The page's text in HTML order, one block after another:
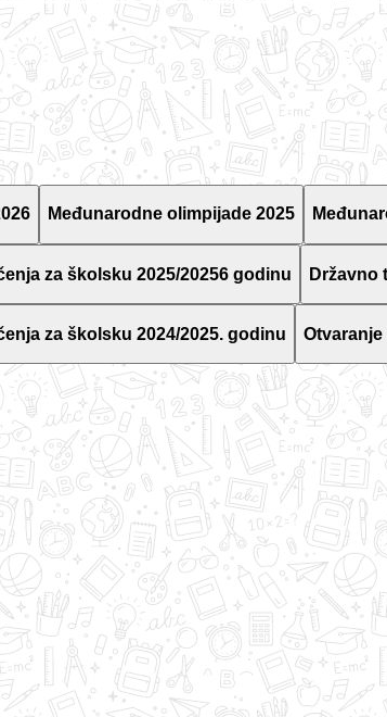
Međunarodne olimpijade 2025
za školsku 2025/20256 godinu Državno
za školsku 2024/2025. godinu